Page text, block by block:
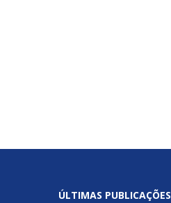
ÚLTIMAS PUBLICAÇÕES